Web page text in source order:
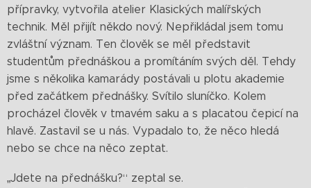
přípravky, vytvořila atelier Klasických malířských
technik. Měl přijít někdo nový. Nepřikládal jsem tomu
zvláštní význam. Ten člověk se měl představit
studentům přednáškou a promítáním svých děl. Tehdy
jsme s několika kamarády postávali u plotu akademie
před začátkem přednášky. Svítilo sluníčko. Kolem
procházel člověk v tmavém saku a s placatou čepicí na
hlavě. Zastavil se u nás. Vypadalo to, že něco hledá
nebo se chce na něco zeptat.
„Jdete na přednášku?“ zeptal se.